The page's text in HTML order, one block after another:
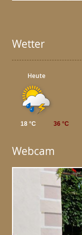
Wetter
Heute
18 °C 36 °C
Webcam